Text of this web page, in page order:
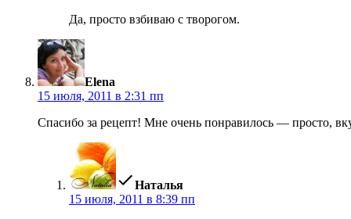
Да, просто взбиваю с творогом.
Elena
15 июля, 2011 в 2:31 пп
Спасибо за рецепт! Мне очень понравилось — просто,
Наталья
15 июля, 2011 в 8:39 пп